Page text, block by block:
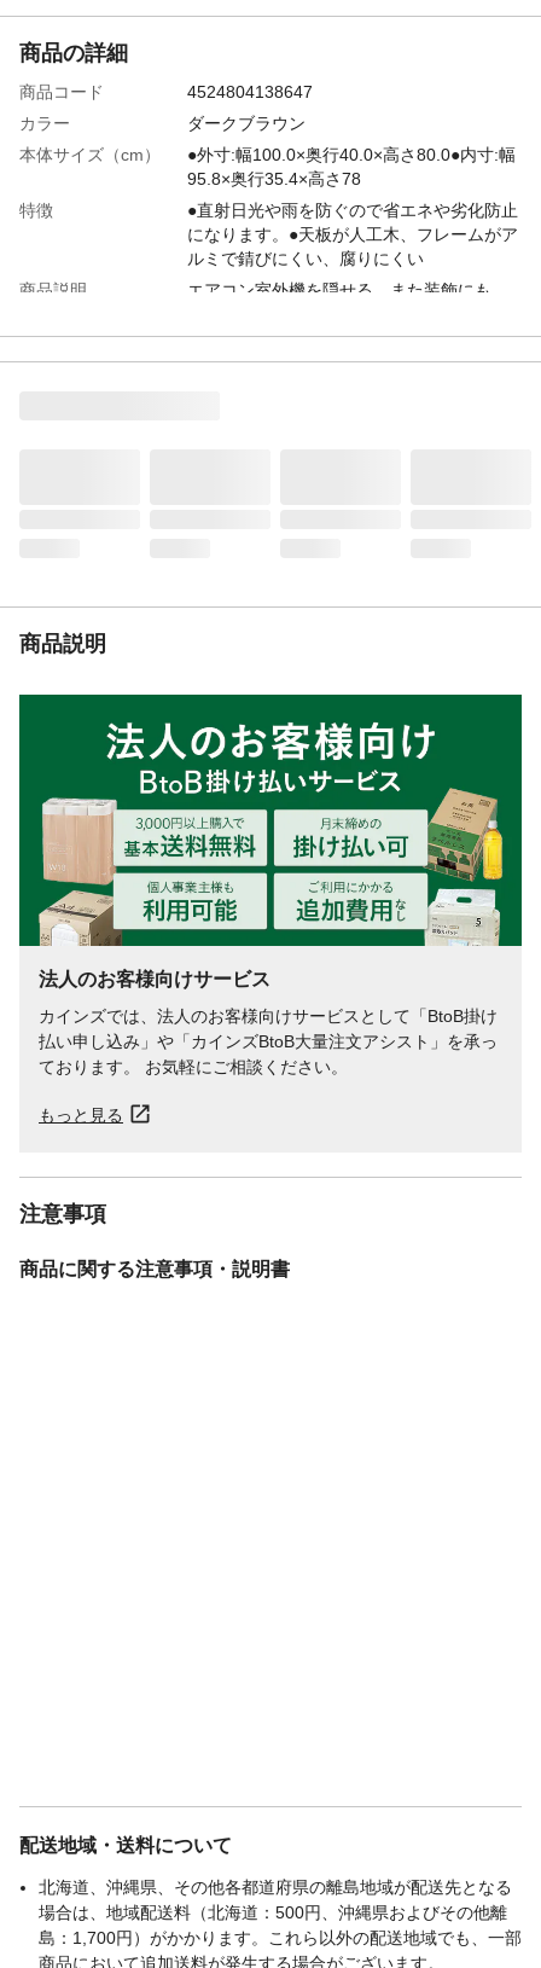
商品の詳細
商品コード
4524804138647
カラー
ダークブラウン
本体サイズ（cm）
●外寸:幅100.0×奥行40.0×高さ80.0●内寸:幅
95.8×奥行35.4×高さ78
特徴
●直射日光や雨を防ぐので省エネや劣化防止
になります。●天板が人工木、フレームがア
ルミで錆びにくい、腐りにくい
商品説明
エアコン室外機を隠せる、また装飾にも
さい。
生産国
商品説明
法人のお客様向けサービス
カインズでは、法人のお客様向けサービスとして「BtoB掛け
払い申し込み」や「カインズBtoB大量注文アシスト」を承っ
ております。 お気軽にご相談ください。
もっと見る
注意事項
商品に関する注意事項・説明書
配送地域・送料について
北海道、沖縄県、その他各都道府県の離島地域が配送先となる
場合は、地域配送料（北海道：500円、沖縄県およびその他離
島：1,700円）がかかります。これら以外の配送地域でも、一部
商品において追加送料が発生する場合がございます。